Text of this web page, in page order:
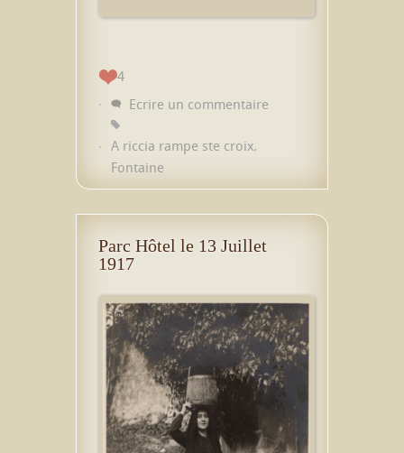
4
Ecrire un commentaire
A riccia rampe ste croix,
Fontaine
Parc Hôtel le 13 Juillet
1917